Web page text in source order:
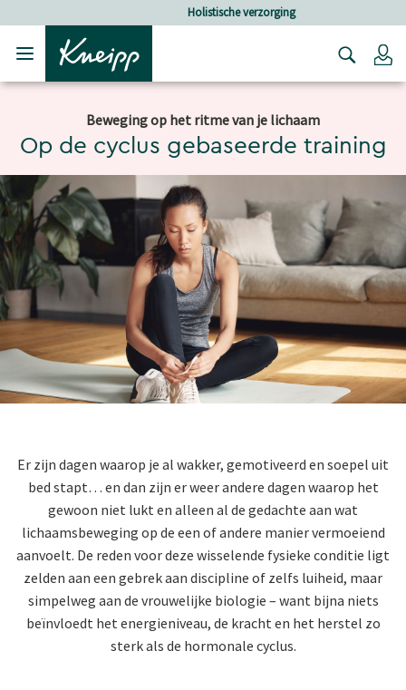
Verder gaan naar hoofdinhoud.Holistische verzorging
Beweging op het ritme van je lichaam
Op de cyclus gebaseerde training
Er zijn dagen waarop je al wakker, gemotiveerd en soepel uit
bed stapt… en dan zijn er weer andere dagen waarop het
gewoon niet lukt en alleen al de gedachte aan wat
lichaamsbeweging op de een of andere manier vermoeiend
aanvoelt. De reden voor deze wisselende fysieke conditie ligt
zelden aan een gebrek aan discipline of zelfs luiheid, maar
simpelweg aan de vrouwelijke biologie – want bijna niets
beïnvloedt het energieniveau, de kracht en het herstel zo
sterk als de hormonale cyclus.